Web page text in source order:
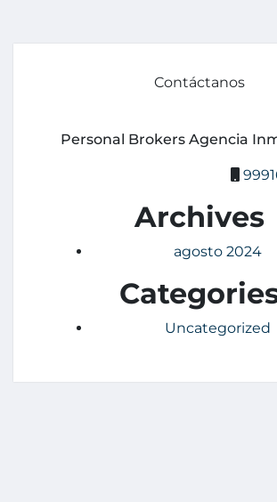
Contáctanos
Personal Brokers Agencia
Archives
agosto 2024
Uncategorized